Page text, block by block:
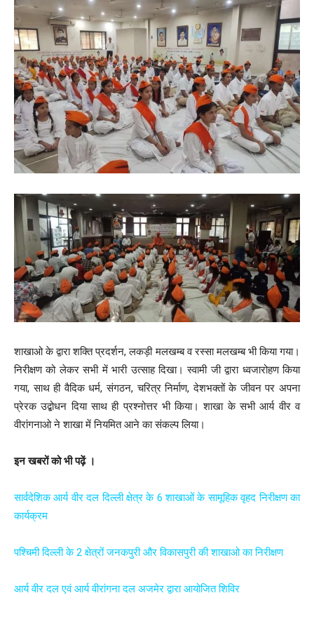
शाखाओ के द्वारा शक्ति प्रदर्शन, लकड़ी मलखम्ब व रस्सा मलखम्ब भी किया गया।
निरीक्षण को लेकर सभी में भारी उत्साह दिखा। स्वामी जी द्वारा ध्वजारोहण किया
गया, साथ ही वैदिक धर्म, संगठन, चरित्र निर्माण, देशभक्तों के जीवन पर अपना
प्रेरक उद्बोधन दिया साथ ही प्रश्नोत्तर भी किया। शाखा के सभी आर्य वीर व
वीरांगनाओ ने शाखा में नियमित आने का संकल्प लिया।
इन खबरों को भी पढ़ें ।
सार्वदेशिक आर्य वीर दल दिल्ली क्षेत्र के 6 शाखाओं के सामूहिक वृहद निरीक्षण का
कार्यक्रम
पश्चिमी दिल्ली के 2 क्षेत्रों जनकपुरी और विकासपुरी की शाखाओ का निरीक्षण
आर्य वीर दल एवं आर्य वीरांगना दल अजमेर द्वारा आयोजित शिविर